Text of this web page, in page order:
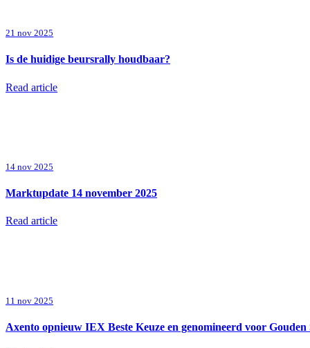
21 nov 2025
Is de huidige beursrally houdbaar?
Read article
14 nov 2025
Marktupdate 14 november 2025
Read article
11 nov 2025
Axento opnieuw IEX Beste Keuze en genomineerd voor Gouden